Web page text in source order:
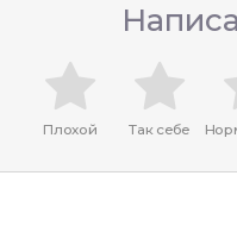
Плохой Так себе